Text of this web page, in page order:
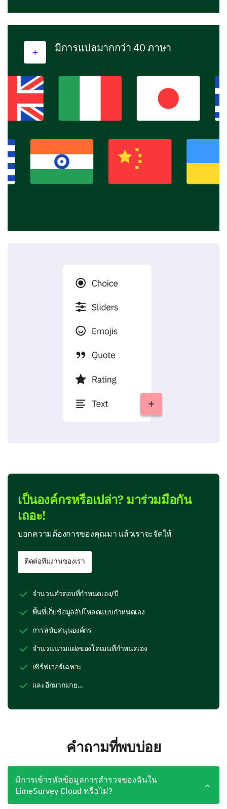
มีการแปลมากกว่า 40 ภาษา
เป็นองค์กรหรือเปล่า? มาร่วมมือกัน
เถอะ!
บอกความต้องการของคุณมา แล้วเราจะจัดให้
ติดต่อทีมงานของเรา
จำนวนคำตอบที่กำหนดเอง/ปี
พื้นที่เก็บข้อมูลอัปโหลดแบบกำหนดเอง
การสนับสนุนองค์กร
จำนวนนามแฝงของโดเมนที่กำหนดเอง
เซิร์ฟเวอร์เฉพาะ
และอีกมากมาย...
คำถามที่พบบ่อย
มีการเข้ารหัสข้อมูลการสำรวจของฉันใน
LimeSurvey Cloud หรือไม่?